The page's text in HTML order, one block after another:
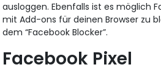
ausloggen. Ebenfalls ist es möglich
mit Add-ons für deinen Browser zu
dem “Facebook Blocker”.
Facebook Pixel